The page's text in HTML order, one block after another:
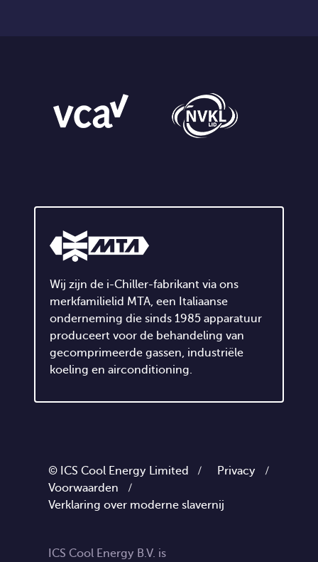
Wij zijn de i-Chiller-fabrikant via ons
merkfamilielid MTA, een Italiaanse
onderneming die sinds 1985 apparatuur
produceert voor de behandeling van
gecomprimeerde gassen, industriële
koeling en airconditioning.
© ICS Cool Energy Limited / Privacy
/
Voorwaarden
/
Verklaring over moderne slavernij
ICS Cool Energy B.V. is